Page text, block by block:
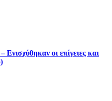
οι επίγειες και